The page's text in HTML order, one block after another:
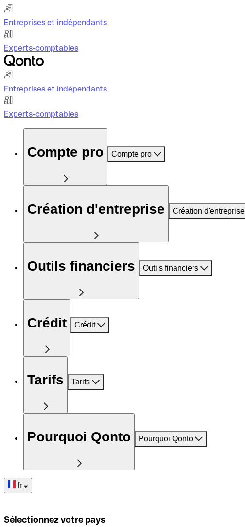
Entreprises et indépendants
Experts-comptables
Entreprises et indépendants
Experts-comptables
Compte pro Compte pro
Création d'entreprise Création d'entreprise
Outils financiers Outils financiers
Crédit Crédit
Tarifs Tarifs
Pourquoi Qonto Pourquoi Qonto
fr
Sélectionnez votre pays